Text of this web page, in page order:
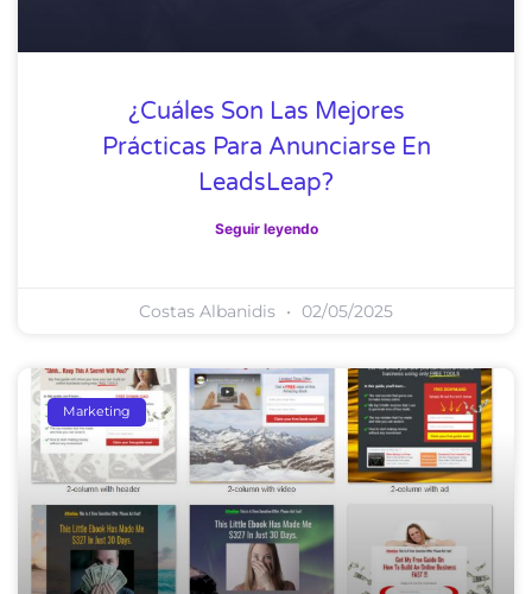
¿Cuáles Son Las Mejores
Prácticas Para Anunciarse En
LeadsLeap?
Seguir leyendo
Costas Albanidis 02/05/2025
Marketing